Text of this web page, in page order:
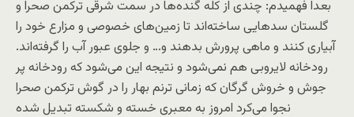
بعدا فهمیدم: چندی از کله گنده‌ها در سمت شرقی ترکمن صحرا و
گلستان سدهایی ساخته‌اند تا زمین‌های خصوصی و مزارع خود را
آبیاری کنند و ماهی پرورش بدهند و… و جلوی عبور آب را گرفته‌اند.
رودخانه لایروبی هم نمی‌شود و نتیجه این می‌شود که رودخانه پر
جوش و خروش گرگان که زمانی ترنم بهار را در گوش ترکمن صحرا
نجوا می‌کرد امروز به معبری خسته و شکسته تبدیل شده